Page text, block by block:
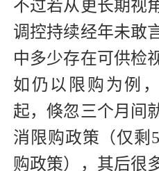
不过若从更长期视
调控持续经年未敢
中多少存在可供检
如仍以限购为例
起，倏忽三个月间
消限购政策（仅剩
购政策），其后很